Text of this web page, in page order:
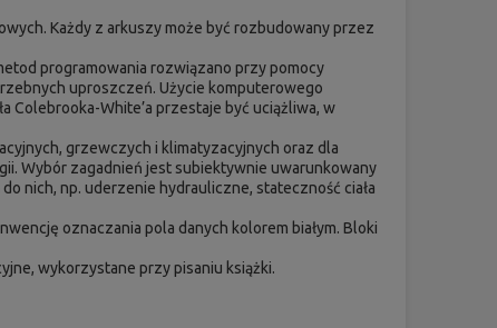
Każdy z arkuszy może być rozbudowany przez
programowania rozwiązano przy pomocy
uproszczeń. Użycie komputerowego
Colebrooka-White’a przestaje być uciążliwa, w
grzewczych i klimatyzacyjnych oraz dla
Wybór zagadnień jest subiektywnie uwarunkowany
nich, np. uderzenie hydrauliczne, stateczność ciała
oznaczania pola danych kolorem białym. Bloki
wykorzystane przy pisaniu książki.